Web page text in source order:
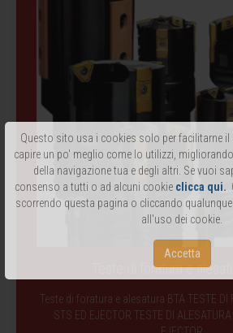
Questo sito usa i cookies solo per facilitarne
capire un po' meglio come lo utilizzi,
della navigazione tua e degli altri. Se vuoi
consenso a tutti o ad alcuni cookie clicca qui.
scorrendo questa pagina o cliccando
all'uso dei cookie.
Accetta
Teste di foratura e
Teste di foratura e alesatura BTA TESTE DI
STS ED EJECTOR TESTE DI